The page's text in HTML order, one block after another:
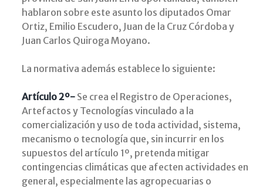
hablaron sobre este asunto los diputados Omar
Ortiz, Emilio Escudero, Juan de la Cruz Córdoba y
Juan Carlos Quiroga Moyano.
La normativa además establece lo siguiente:
Artículo 2º- Se crea el Registro de Operaciones,
Artefactos y Tecnologías vinculado a la
comercialización y uso de toda actividad, sistema,
mecanismo o tecnología que, sin incurrir en los
supuestos del artículo 1º, pretenda mitigar
contingencias climáticas que afecten actividades en
general, especialmente las agropecuarias o